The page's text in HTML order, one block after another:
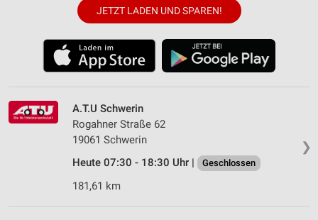
JETZT LADEN UND SPAREN!
❯
A.T.U Schwerin
Rogahner Straße 62
19061 Schwerin
Heute 07:30 - 18:30 Uhr |
Geschlossen
181,61 km